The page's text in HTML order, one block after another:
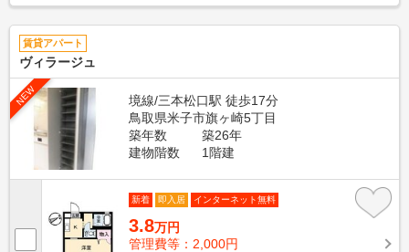
賃貸アパート
ヴィラージュ
NEW
境線/三本松口駅 徒歩17分
鳥取県米子市旗ヶ崎5丁目
築年数
築26年
建物階数
1階建
新着 即入居 インターネット無料
3.8万円
管理費等：2,000円